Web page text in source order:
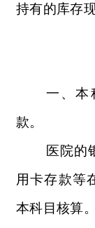
持有的库存现
一、本
款。
医院的
用卡存款等
本科目核算。